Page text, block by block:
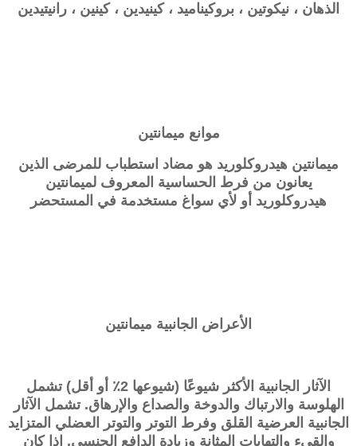
الذهان ، نيكوتين ، بروكيناميد ، كينيدين ، كينين ، رانيتيدين
موانع ميمانتين
ميمانتين هيدروكلوريد هو مضاد استطباب للمرضى الذين
يعانون من فرط الحساسية المعروف لميمانتين
هيدروكلوريد أو لأي سواغ مستخدمة في المستحضر
الأعراض الجانبية ميمانتين
الآثار الجانبية الأكثر شيوعًا (شيوعها 2٪ أو أقل) تشمل
الهلوسة والارتباك والدوخة والصداع والإرهاق. تشمل الآثار
الجانبية العرضية القلق وفرط التوتر والتوتر العضلي المتزايد
والقيء والتهابات المثانة وزيادة الدافع الجنسي. إذا كان